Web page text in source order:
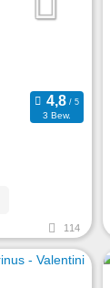
3 Bew.
114